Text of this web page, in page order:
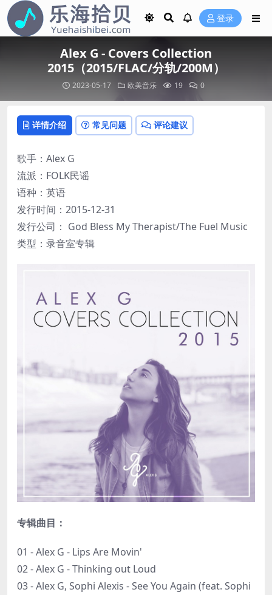
登录
Alex G - Covers Collection
2015（2015/FLAC/分轨/200M）
2023-05-17 欧美音乐 19 0
详情介绍 常见问题 评论建议
歌手：Alex G
流派：FOLK民谣
语种：英语
发行时间：2015-12-31
发行公司： God Bless My Therapist/The Fuel Music
类型：录音室专辑
专辑曲目：
01 - Alex G - Lips Are Movin'
02 - Alex G - Thinking out Loud
03 - Alex G, Sophi Alexis - See You Again (feat. Sophi